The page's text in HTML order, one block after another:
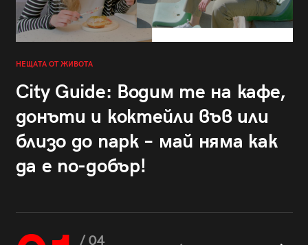
НЕЩАТА ОТ ЖИВОТА
City Guide: Водим те на кафе,
донъти и коктейли във или
близо до парк – май няма как
да е по-добър!
/ 04